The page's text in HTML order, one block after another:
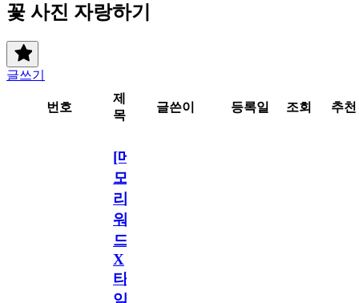
꽃 사진 자랑하기
글쓰기
번호
제
목
글쓴이 등록일 조회 추천
[메
모
리
워
드
X
타